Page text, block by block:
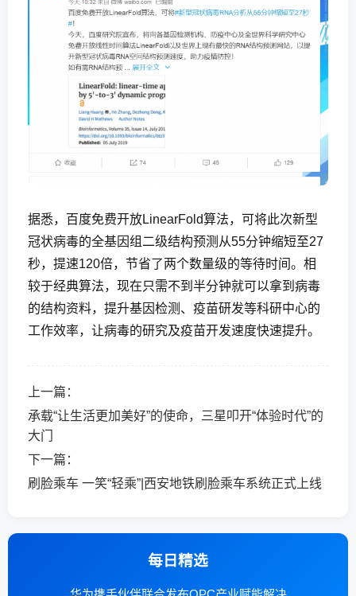
据悉，百度免费开放LinearFold算法，可将此次新型
冠状病毒的全基因组二级结构预测从55分钟缩短至27
秒，提速120倍，节省了两个数量级的等待时间。相
较于经典算法，现在只需不到半分钟就可以拿到病毒
的结构资料，提升基因检测、疫苗研发等科研中心的
工作效率，让病毒的研究及疫苗开发速度快速提升。
上一篇：
承载“让生活更加美好”的使命，三星叩开“体验时代”的
大门
下一篇：
刷脸乘车 一笑“轻乘”|西安地铁刷脸乘车系统正式上线
每日精选